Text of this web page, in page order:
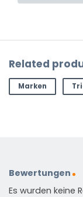
Related
Marken
Bewertungen
Es wurden keine